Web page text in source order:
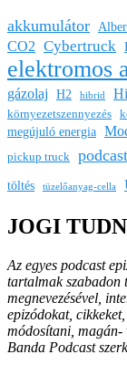
akkumulátor
CO2 Cybertruck
elektromos
gázolaj H2 hibrid
környezetszennyezés
megújuló energia
pickup truck podcast
töltés
tüzelőanyag-cella
JOGI
Az egyes podcast
tartalmak szabadon
megnevezésével,
epizódokat,
módosítani,
Banda Podcast